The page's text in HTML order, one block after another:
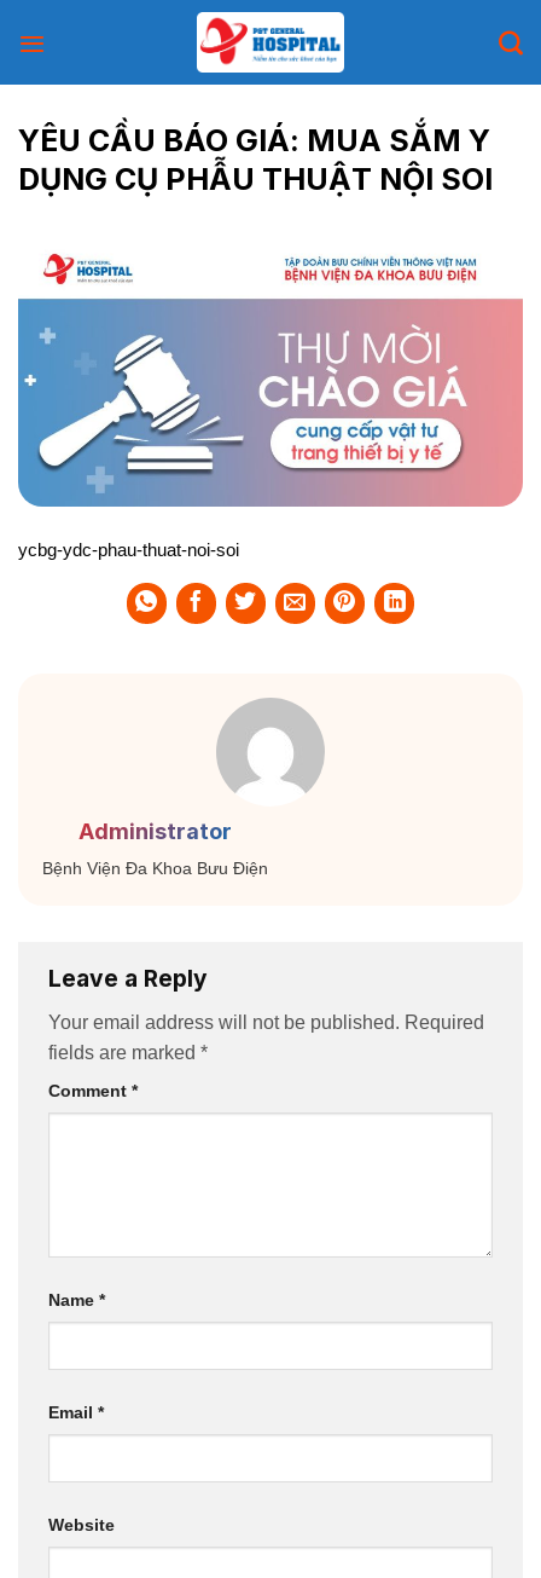
YÊU CẦU BÁO GIÁ: MUA SẮM Y
DỤNG CỤ PHẪU THUẬT NỘI SOI
ycbg-ydc-phau-thuat-noi-soi
Administrator
Bệnh Viện Đa Khoa Bưu Điện
Leave a Reply
Your email address will not be published. Required
fields are marked *
Comment *
Name *
Email *
Website